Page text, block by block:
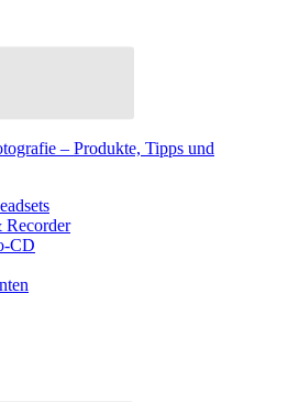
– Produkte, Tipps und
CD